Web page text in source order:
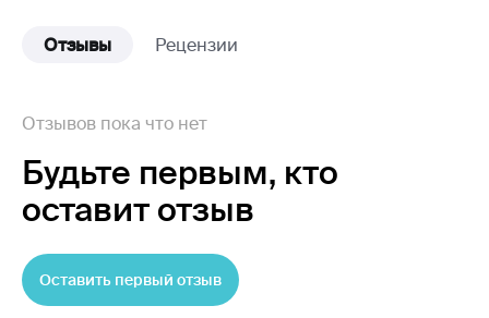
Отзывы Рецензии
Отзывов пока что нет
Будьте первым, кто
оставит отзыв
Оставить первый отзыв